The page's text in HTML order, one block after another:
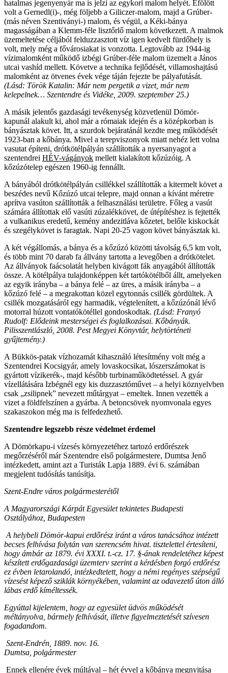
hatalmas jegenyenyár ma is jelzi az egykori malom helyét. Efölött
volt a Gernedl(i)-, még följebb a Giliczer-malom, majd a Grúber-
(más néven Szentiványi-) malom, és végül, a Kéki-bánya
magasságában a Klemm-féle lisztőrlő malom következett. A malmok
üzemeltetése céljából felduzzasztott víz igen kedvelt fürdőhely is
volt, mely még a fővárosiakat is vonzotta. Legtovább az 1944-ig
vízimalomként működő izbégi Grúber-féle malom üzemelt a János
utcai vashíd mellett. Követve a technika fejlődését, villamoshajtású
malomként az ötvenes évek vége táján fejezte be pályafutását.
(Lásd: Török Katalin: Már nem pergetik a vizet, már nem
kelepelnek… Szentendre és Vidéke, 2009. szeptember 25.)
A másik jelentős gazdasági tevékenység közvetlenül Dömör-
kapunál alakult ki, ahol már a rómaiak idején és a középkorban is
bányásztak követ. Itt, a szurdok bejáratánál kezdte meg működését
1923-ban a kőbánya. Mivel a terepviszonyok miatt nehéz lett volna
vasutat építeni, drótkötélpályán szállították a nyersanyagot a
szentendrei HÉV-vágányok mellett kialakított kőzúzóig. A
kőzúzótelep egészen 1960-ig fennállt.
A bányából drótkötélpályán csillékkel szállították a kitermelt követ a
beszédes nevű Kőzúzó utcai telepre, majd onnan a kívánt méretre
aprítva vasúton szállították a felhasználási területre. Főleg a vasút
számára állítottak elő vasúti zúzalékkövet, de útépítéshez is fejtették
a vulkanikus eredetű, kemény andezitláva kőzetet, belőle kiskockát
és szegélykövet is faragtak. Napi 20-25 vagon követ bányásztak ki.
A két végállomás, a bánya és a kőzúzó közötti távolság 6,5 km volt,
és több mint 70 darab fa állvány tartotta a levegőben a drótkötelet.
Az állványok faácsolatát helyben kivágott fák anyagából állították
össze. A kötélpálya tulajdonképpen két tartókötélből állt, amelyeken
az egyik irányba – a bánya felé – az üres, a másik irányba – a
kőzúzó felé – a megrakottan közel egytonnás csillék gördültek. A
csillék mozgatásáról egy harmadik, végtelenített, a kőzúzónál lévő
motorral húzott vontatókötéllel gondoskodtak. (Lásd: Franyó
Rudolf: Elődeink mesterségei és foglalkozásai. Kőbányák.
Pilisszentlászló, 2008. Pest Megyei Könyvtár, helytörténeti
gyűjtemény.)
A Bükkös-patak vízhozamát kihasználó létesítmény volt még a
Szentendrei Kocsigyár, amely lovaskocsikat, lószerszámokat is
gyártott vízikerék-, majd később turbinaműködtetéssel. A gyár
vízellátására Izbégnél egy kis duzzasztóművet – a helyi köznyelvben
csak „zsilipnek” nevezett műtárgyat – emeltek. Innen vezették a
vizet a földfelszínen a gyárba. A betoncsövek nyomvonala egyes
szakaszokon még ma is felfedezhető.
Szentendre legszebb része védelmet érdemel
A Dömörkapu-i vízesés környezetéhez tartozó erdőrészek
megőrzéséről már Szentendre első polgármestere, Dumtsa Jenő
intézkedett, amint azt a Turisták Lapja 1889. évi 6. számában
megjelent tudósítás tanúsítja.
Szent-Endre város polgármesterétől
A Magyarországi Kárpát Egyesület tekintetes Budapesti
Osztályához, Budapesten
A helybeli Dömör-kapui erdőrész iránt a város tanácsához intézett
becses felhívása folytán van szerencsém hivat. tisztelettel értesíteni,
hogy ámbár az 1879. évi XXXI. t.-cz. 17. §-ának rendeletéhez képest
készített erdőgazdasági üzemterv szerint a kérdésben forgó erdőrész
ez évben letarolandó, intézkedtetett, hogy a némi regényes szépségű
vízesést képező sziklák környékében, valamint az odavezető úton álló
lábas erdő kíméltessék.
Egyúttal kijelentem, hogy az egyesület üdvös működését
méltányolva, bármely felhívását, illetve figyelmeztetését szívesen
fogadandom.
Szent-Endrén, 1889. nov. 16.
Dumtsa, polgármester
Ennek ellenére évek múltával – hét évvel a kőbánya megnyitása